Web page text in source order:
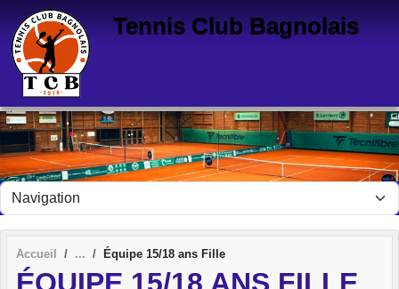
Tennis Club Bagnolais
Accueil Équipe 15/18 ans Fille
Panneau de gestion des cookies